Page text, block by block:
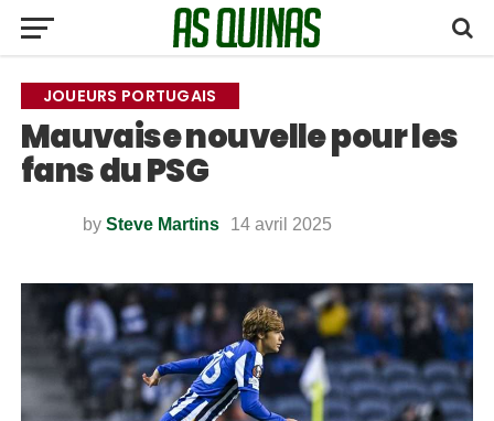
JOUEURS PORTUGAIS
Mauvaise nouvelle pour les
fans du PSG
by Steve Martins 14 avril 2025